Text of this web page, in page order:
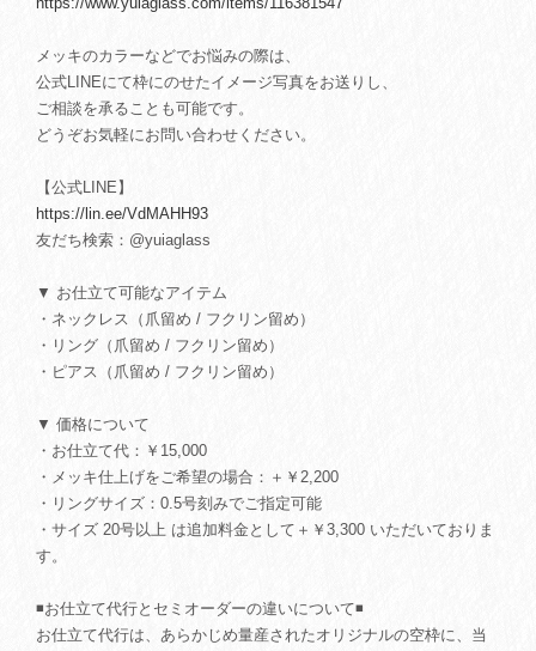
メッキのカラーなどでお悩みの際は、
公式LINEにて枠にのせたイメージ写真をお送りし、
ご相談を承ることも可能です。
どうぞお気軽にお問い合わせください。
【公式LINE】
https://lin.ee/VdMAHH93
友だち検索：@yuiaglass
▼ お仕立て可能なアイテム
・ネックレス（爪留め / フクリン留め）
・リング（爪留め / フクリン留め）
・ピアス（爪留め / フクリン留め）
▼ 価格について
・お仕立て代：￥15,000
・メッキ仕上げをご希望の場合：＋￥2,200
・リングサイズ：0.5号刻みでご指定可能
・サイズ 20号以上 は追加料金として＋￥3,300 いただいておりま
す。
◾️お仕立て代行とセミオーダーの違いについて◾️
お仕立て代行は、あらかじめ量産されたオリジナルの空枠に、当